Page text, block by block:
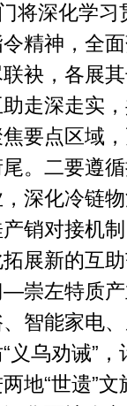
将深化学
精神，全
袂，各展
走深走实
要点区域
。二要遵
深化冷链
销对接机
展新的互
崇左特质
智能家电
义乌劝诫”
地“世遗”